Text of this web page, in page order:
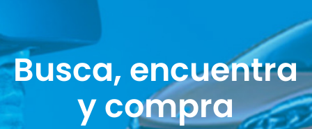
Busca, encuentra
y compra